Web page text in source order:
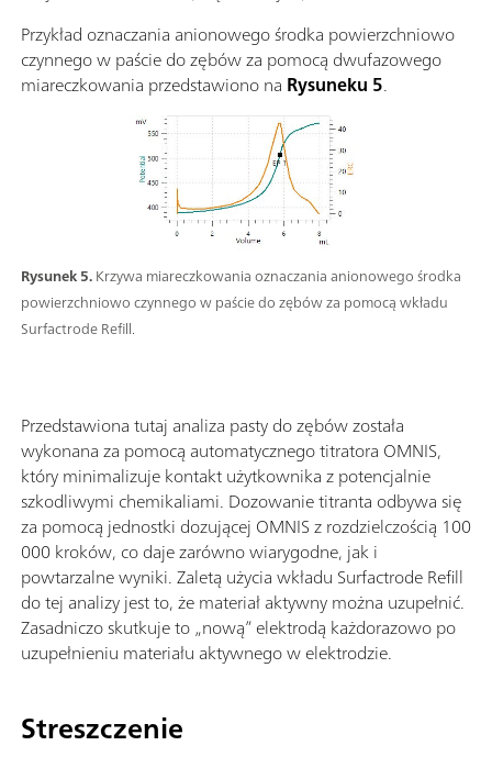
Rysunek 5.Krzywa miareczkowania oznaczania anionowego środka
powierzchniowo czynnego w paście do zębów za pomocą wkładu
Surfactrode Refill.
Przykład oznaczania anionowego środka powierzchniowo
czynnego w paście do zębów za pomocą dwufazowego
miareczkowania przedstawiono na Rysuneku 5.
Przedstawiona tutaj analiza pasty do zębów została
wykonana za pomocą automatycznego titratora OMNIS,
który minimalizuje kontakt użytkownika z potencjalnie
szkodliwymi chemikaliami. Dozowanie titranta odbywa się
za pomocą jednostki dozującej OMNIS z rozdzielczością 100
000 kroków, co daje zarówno wiarygodne, jak i
powtarzalne wyniki. Zaletą użycia wkładu Surfactrode Refill
do tej analizy jest to, że materiał aktywny można uzupełnić.
Zasadniczo skutkuje to „nową” elektrodą każdorazowo po
uzupełnieniu materiału aktywnego w elektrodzie.
Streszczenie